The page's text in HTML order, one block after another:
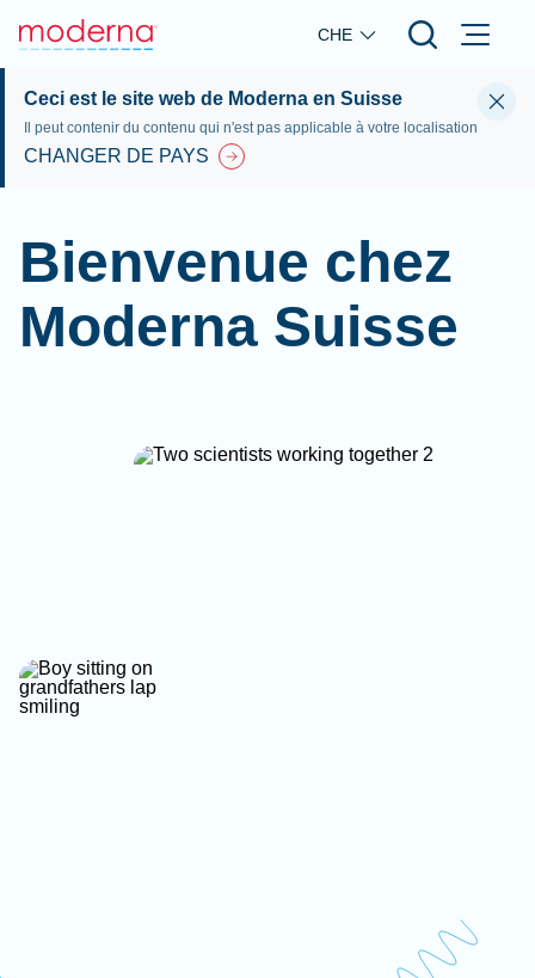
Skip to main content
CHE
Ceci est le site web de Moderna en Suisse
Il peut contenir du contenu qui n'est pas applicable à votre localisation
CHANGER DE PAYS
Bienvenue chez
Moderna Suisse